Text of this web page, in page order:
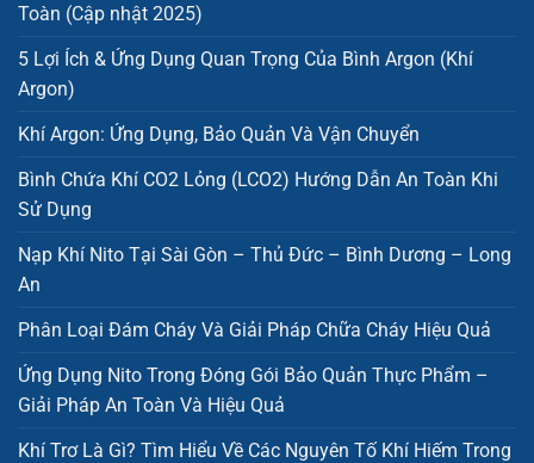
Toàn (Cập nhật 2025)
5 Lợi Ích & Ứng Dụng Quan Trọng Của Bình Argon (Khí
Argon)
Khí Argon: Ứng Dụng, Bảo Quản Và Vận Chuyển
Bình Chứa Khí CO2 Lỏng (LCO2) Hướng Dẫn An Toàn Khi
Sử Dụng
Nạp Khí Nito Tại Sài Gòn – Thủ Đức – Bình Dương – Long
An
Phân Loại Đám Cháy Và Giải Pháp Chữa Cháy Hiệu Quả
Ứng Dụng Nito Trong Đóng Gói Bảo Quản Thực Phẩm –
Giải Pháp An Toàn Và Hiệu Quả
Khí Trơ Là Gì? Tìm Hiểu Về Các Nguyên Tố Khí Hiếm Trong